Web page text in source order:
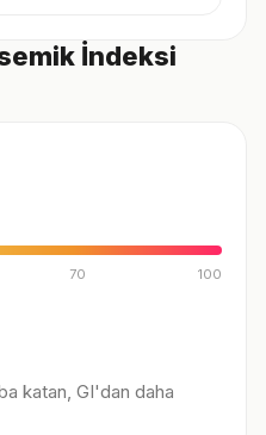
İndeksi
70 100
katan, GI'dan daha